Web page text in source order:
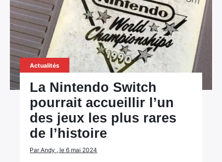
Actualités
La Nintendo Switch
pourrait accueillir l’un
des jeux les plus rares
de l’histoire
Par Andy , le 6 mai 2024